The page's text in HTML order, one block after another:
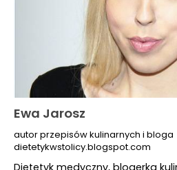
Ewa Jarosz
autor przepisów kulinarnych i bloga
dietetykwstolicy.blogspot.com
Dietetyk medyczny, blogerka